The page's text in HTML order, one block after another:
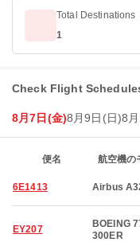
Total Destinations
1
Check Flight
8月7日(金)8月9日(日)8
便名 航空機の
6E1413 Airbus
EY207
BOEING
300ER